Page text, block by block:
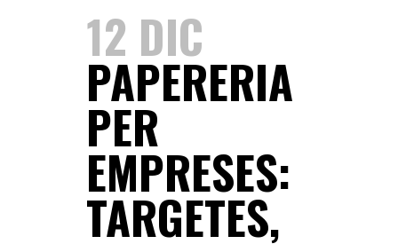
12 DIC
PAPERERIA
PER
EMPRESES:
TARGETES,